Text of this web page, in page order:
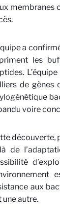
membranes
a
les
de gènes
voire
découverte,
de
aux
une autre.